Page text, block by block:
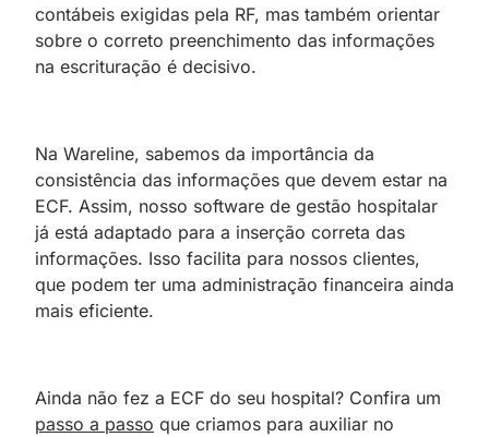
contábeis exigidas pela RF, mas também orientar
sobre o correto preenchimento das informações
na escrituração é decisivo.
Na Wareline, sabemos da importância da
consistência das informações que devem estar na
ECF. Assim, nosso software de gestão hospitalar
já está adaptado para a inserção correta das
informações. Isso facilita para nossos clientes,
que podem ter uma administração financeira ainda
mais eficiente.
Ainda não fez a ECF do seu hospital? Confira um
passo a passo que criamos para auxiliar no